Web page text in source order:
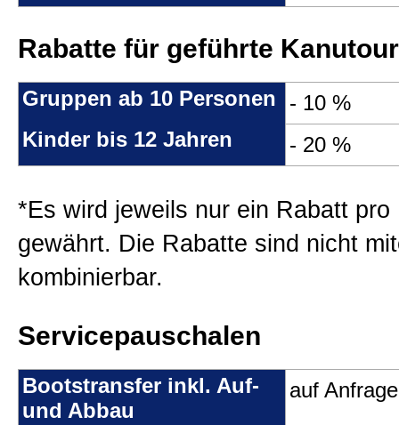
Allgemein
Kontakt
Wir über uns
Pressearchiv
Sitemap
Rabatte für geführte
Gruppen ab 10 Personen
- 10 %
Kinder bis 12 Jahren
- 20 %
*Es wird jeweils nur ein Rabatt pro
gewährt. Die Rabatte sind nicht
kombinierbar.
Servicepauschalen
Bootstransfer inkl. Auf-
und Abbau
auf Anfrage